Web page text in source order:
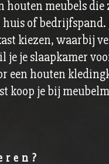
houten meubels die
of bedrijfspand.
kiezen, waarbij
je slaapkamer
een houten
koop je bij